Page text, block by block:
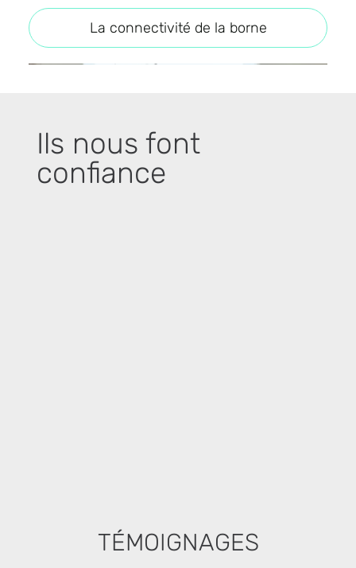
La connectivité de la borne
Ils nous font
confiance
TÉMOIGNAGES